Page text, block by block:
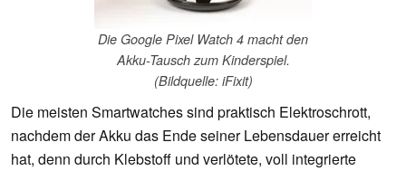
Die Google Pixel Watch 4 macht den
Akku-Tausch zum Kinderspiel.
(Bildquelle: iFixit)
Die meisten Smartwatches sind praktisch Elektroschrott,
nachdem der Akku das Ende seiner Lebensdauer erreicht
hat, denn durch Klebstoff und verlötete, voll integrierte